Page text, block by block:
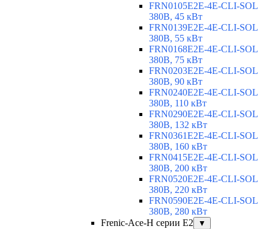
FRN0105E2E-4E-CLI-SOL
380В, 45 кВт
FRN0139E2E-4E-CLI-SOL
380В, 55 кВт
FRN0168E2E-4E-CLI-SOL
380В, 75 кВт
FRN0203E2E-4E-CLI-SOL
380В, 90 кВт
FRN0240E2E-4E-CLI-SOL
380В, 110 кВт
FRN0290E2E-4E-CLI-SOL
380В, 132 кВт
FRN0361E2E-4E-CLI-SOL
380В, 160 кВт
FRN0415E2E-4E-CLI-SOL
380В, 200 кВт
FRN0520E2E-4E-CLI-SOL
380В, 220 кВт
FRN0590E2E-4E-CLI-SOL
380В, 280 кВт
Frenic-Ace-H серии E2
▼